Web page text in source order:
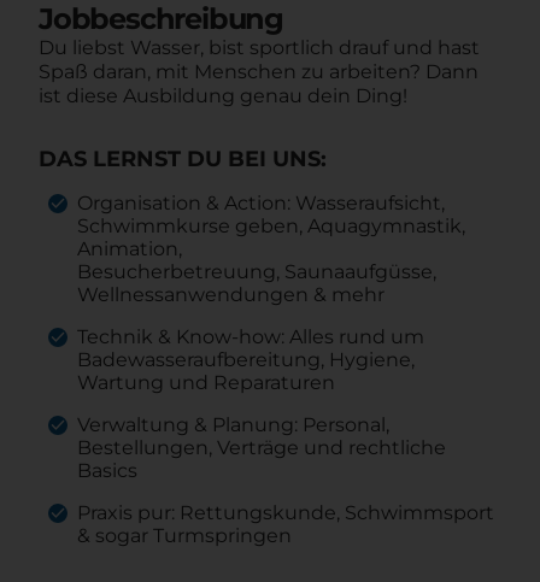
Jobbeschreibung
Du liebst Wasser, bist sportlich drauf und hast
Spaß daran, mit Menschen zu arbeiten? Dann
ist diese Ausbildung genau dein Ding!
DAS LERNST DU BEI UNS:
Organisation & Action: Wasseraufsicht,
Schwimmkurse geben, Aquagymnastik,
Animation,
Besucherbetreuung, Saunaaufgüsse,
Wellnessanwendungen & mehr
Technik & Know-how: Alles rund um
Badewasseraufbereitung, Hygiene,
Wartung und Reparaturen
Verwaltung & Planung: Personal,
Bestellungen, Verträge und rechtliche
Basics
Praxis pur: Rettungskunde, Schwimmsport
& sogar Turmspringen